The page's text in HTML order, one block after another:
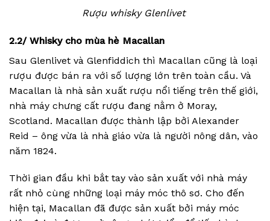
Rượu whisky Glenlivet
2.2/ Whisky cho mùa hè Macallan
Sau Glenlivet và Glenfiddich thì Macallan cũng là loại
rượu được bán ra với số lượng lớn trên toàn cầu. Và
Macallan là nhà sản xuất rượu nổi tiếng trên thế giới,
nhà máy chưng cất rượu đang nằm ở Moray,
Scotland. Macallan được thành lập bởi Alexander
Reid – ông vừa là nhà giáo vừa là người nông dân, vào
năm 1824.
Thời gian đầu khi bắt tay vào sản xuất với nhà máy
rất nhỏ cùng những loại máy móc thô sơ. Cho đến
hiện tại, Macallan đã được sản xuất bởi máy móc